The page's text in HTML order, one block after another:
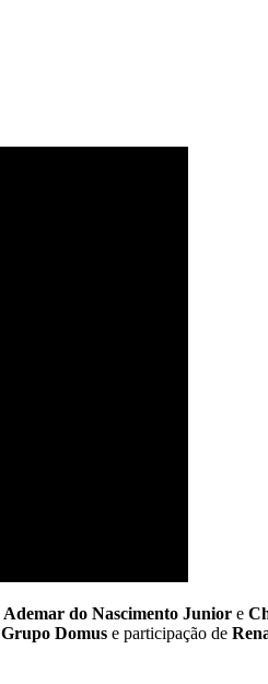
Ademar do Nascimento Junior e
Grupo Domus e participação de